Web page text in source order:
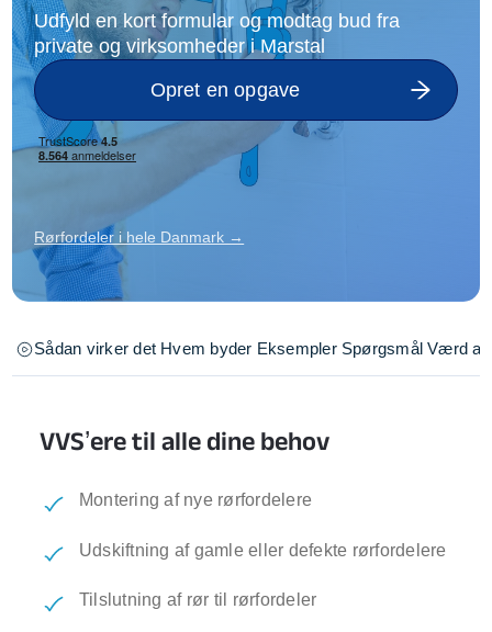
Udfyld en kort formular og modtag bud fra
private og virksomheder i Marstal
Opret en opgave
Rørfordeler i hele Danmark →
Sådan virker det Hvem byder Eksempler Spørgsmål Værd at
VVS’ere til alle dine behov
Montering af nye rørfordelere
Udskiftning af gamle eller defekte rørfordelere
Tilslutning af rør til rørfordeler